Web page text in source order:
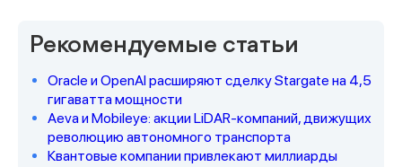
Рекомендуемые статьи
Oracle и OpenAI расширяют сделку Stargate на 4,5
гигаватта мощности
Aeva и Mobileye: акции LiDAR-компаний, движущих
революцию автономного транспорта
Квантовые компании привлекают миллиарды
Спасибо за заявку